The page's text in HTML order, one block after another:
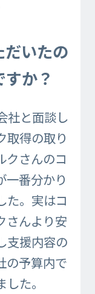
いたの
か？
社と面談し
取得の取り
クさんのコ
一番分かり
た。実はコ
さんより安
支援内容の
の予算内で
た。